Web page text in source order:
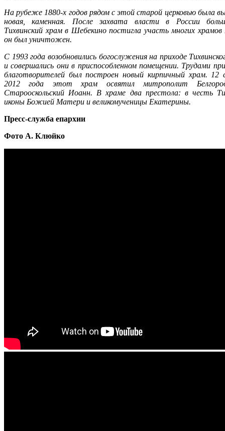
На рубеже 1880-х годов рядом с этой старой церковью была
новая, каменная. После захвата власти в России
Тихвинский храм в Шебекино постигла участь многих храмов
он был уничтожен.
С 1993 года возобновились богослужения на приходе
и совершались они в приспособленном помещении. Трудами
благотворителей был построен новый кирпичный храм. 12
2012 года этот храм освятил митрополит
Старооскольский Иоанн. В храме два престола: в честь
иконы Божией Матери и великомученицы Екатерины.
Пресс-служба епархии
Фото А. Клюйко